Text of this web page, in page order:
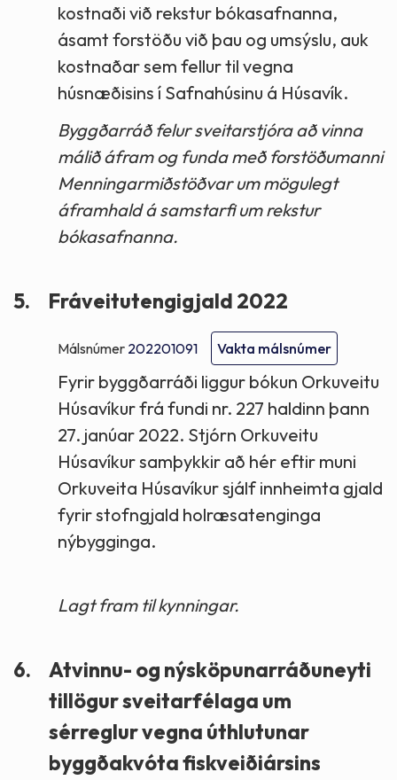
kostnaði við rekstur bókasafnanna,
ásamt forstöðu við þau og umsýslu, auk
kostnaðar sem fellur til vegna
húsnæðisins í Safnahúsinu á Húsavík.
Byggðarráð felur sveitarstjóra að vinna
málið áfram og funda með forstöðumanni
Menningarmiðstöðvar um mögulegt
áframhald á samstarfi um rekstur
bókasafnanna.
5. Fráveitutengigjald 2022
Málsnúmer 202201091 Vakta málsnúmer
Fyrir byggðarráði liggur bókun Orkuveitu
Húsavíkur frá fundi nr. 227 haldinn þann
27. janúar 2022. Stjórn Orkuveitu
Húsavíkur samþykkir að hér eftir muni
Orkuveita Húsavíkur sjálf innheimta gjald
fyrir stofngjald holræsatenginga
nýbygginga.
Lagt fram til kynningar.
6.
Atvinnu- og nýsköpunarráðuneyti
tillögur sveitarfélaga um
sérreglur vegna úthlutunar
byggðakvóta fiskveiðiársins